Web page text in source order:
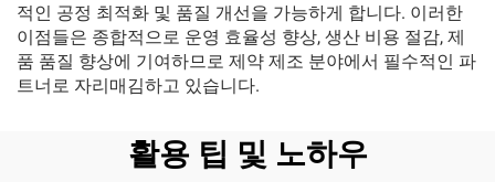
적인 공정 최적화 및 품질 개선을 가능하게 합니다. 이러한
이점들은 종합적으로 운영 효율성 향상, 생산 비용 절감, 제
품 품질 향상에 기여하므로 제약 제조 분야에서 필수적인 파
트너로 자리매김하고 있습니다.
활용 팁 및 노하우